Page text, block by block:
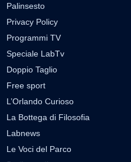
Palinsesto
Privacy Policy
Programmi TV
Speciale LabTv
Doppio Taglio
Free sport
L’Orlando Curioso
La Bottega di Filosofia
Labnews
Le Voci del Parco